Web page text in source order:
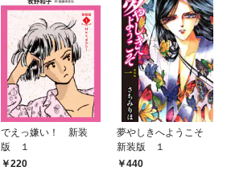
でえっ嫌い！ 新装
版 １
220
夢やしきへようこそ
新装版 １
440